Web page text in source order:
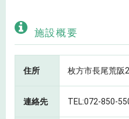
施設概要
住所 枚方市長尾荒阪
連絡先 TEL:072-850-